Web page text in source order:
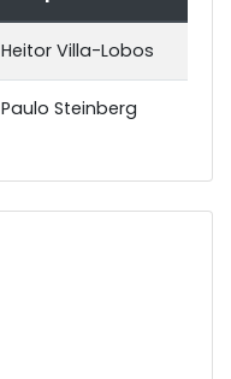
Heitor Villa-Lobos
Paulo Steinberg